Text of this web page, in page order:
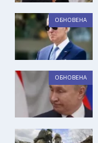
ОБНОВЕНА
ОБНОВЕНА